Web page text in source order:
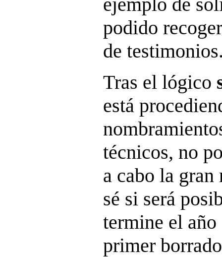
podido
de
Tras el lógico
está
técnicos, no
a cabo la
sé si será
termine el año
primer